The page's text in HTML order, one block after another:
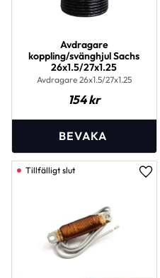
Avdragare
koppling/svänghjul Sachs
26x1.5/27x1.25
Avdragare 26x1.5/27x1.25
154kr